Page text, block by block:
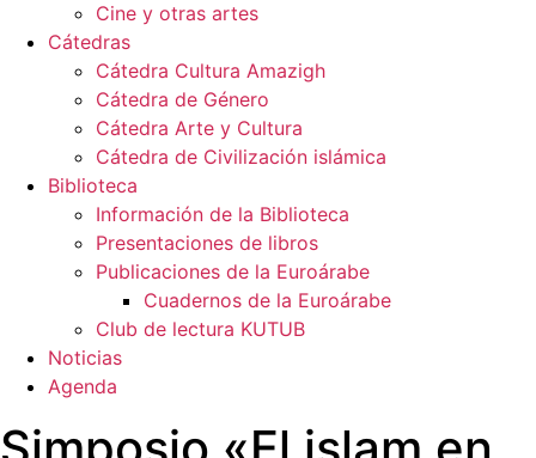
Cine y otras artes
Cátedras
Cátedra Cultura Amazigh
Cátedra de Género
Cátedra Arte y Cultura
Cátedra de Civilización islámica
Biblioteca
Información de la Biblioteca
Presentaciones de libros
Publicaciones de la Euroárabe
Cuadernos de la Euroárabe
Club de lectura KUTUB
Noticias
Agenda